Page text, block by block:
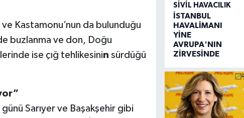
Kastamonu’nun da bulunduğu
buzlanma ve don, Doğu
ise çığ tehlikesinin sürdüğü
Sarıyer ve Başakşehir gibi
SIVIL HAVACILIK
İSTANBUL
HAVALİMANI
YİNE
AVRUPA'NIN
ZİRVESİNDE